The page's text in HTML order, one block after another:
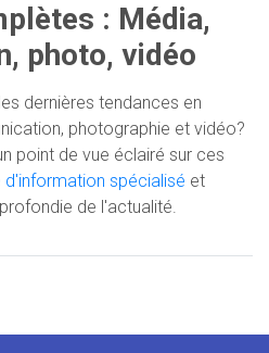
: Média,
photo, vidéo
dernières tendances en
photographie et vidéo?
point de vue éclairé sur ces
d'information spécialisé et
de l'actualité.